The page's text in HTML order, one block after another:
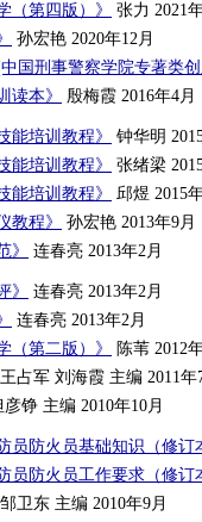
（第四版）》
张力 2021
孙宏艳 2020年12月
中国刑事警察学院专著类
读本》
殷梅霞 2016年4月
能培训教程》
钟华明
能培训教程》
张绪梁
能培训教程》
邱煜 2015
教程》
孙宏艳 2013年9月
》
连春亮 2013年2月
》
连春亮 2013年2月
连春亮 2013年2月
（第二版）》
陈苇 2012
王占军 刘海霞 主编 2011年
铮 主编 2010年10月
员防火员基础知识（修订
员防火员工作要求（修订
邹卫东 主编 2010年9月